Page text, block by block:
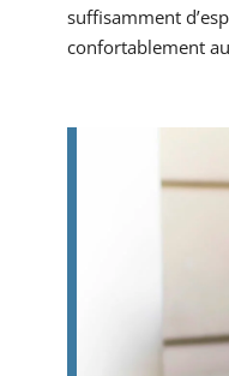
suffisamment
confortablement